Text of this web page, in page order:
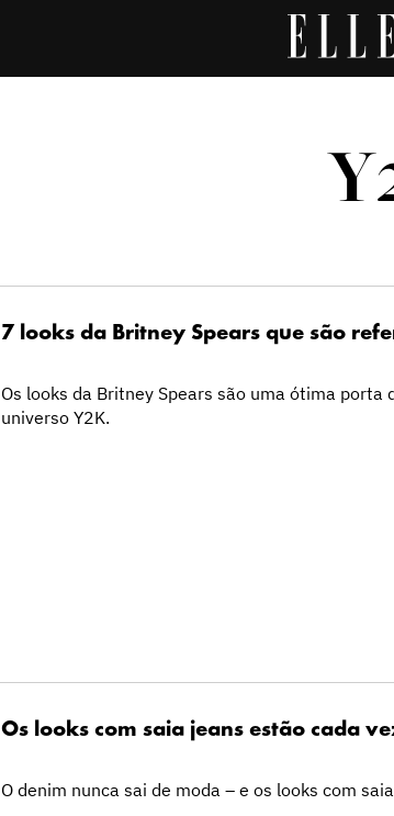
7 looks da Britney Spears que são
Os looks da Britney Spears são uma ótima porta
universo Y2K.
Os looks com saia jeans estão cada
O denim nunca sai de moda – e os looks com